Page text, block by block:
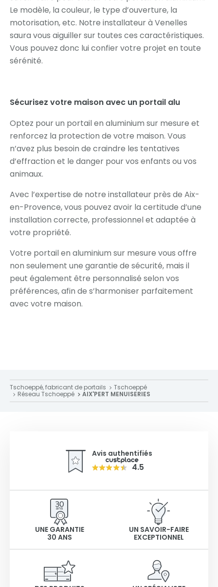
Le modèle, la couleur, le type d’ouverture, la
motorisation, etc. Notre installateur à Venelles
saura vous aiguiller sur toutes ces caractéristiques.
Vous pouvez donc lui confier votre projet en toute
sérénité.
Sécurisez votre maison avec un portail alu
Optez pour un portail en aluminium sur mesure et
renforcez la protection de votre maison. Vous
n’avez plus besoin de craindre les tentatives
d’effraction et le danger pour vos enfants ou vos
animaux.
Avec l’expertise de notre installateur près de Aix-
en-Provence, vous pouvez avoir la certitude d’une
installation correcte, professionnel et adaptée à
votre propriété.
Votre portail en aluminium sur mesure vous offre
non seulement une garantie de sécurité, mais il
peut également être personnalisé selon vos
préférences, afin de s’harmoniser parfaitement
avec votre maison.
Tschoeppé, fabricant de portails
Tschoeppé
Réseau Tschoeppé
AIX'PERT MENUISERIES
Avis authentifiés
4.5
UNE GARANTIE
30 ANS
UN SAVOIR-FAIRE
EXCEPTIONNEL